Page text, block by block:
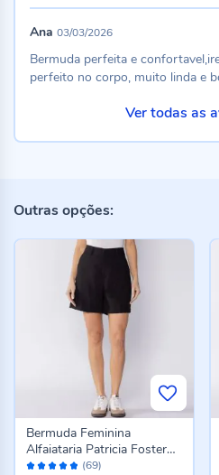
Ana 03/03/2026
Bermuda perfeita e
perfeito no corpo, muito linda e
Ver todas as
Outras opções:
Avaliação: (69)
Bermuda Feminina
Alfaiataria Patricia Foster
Preto